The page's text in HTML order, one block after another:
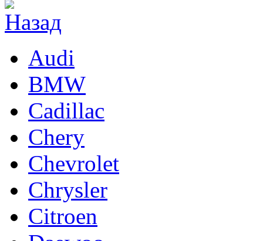
Audi
BMW
Cadillac
Chery
Chevrolet
Chrysler
Citroen